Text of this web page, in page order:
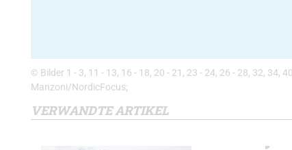
© Bilder 1 - 3, 11 - 13, 16 - 18, 20 - 21, 23 - 24, 26 - 28, 32, 34,
Manzoni/NordicFocus;
VERWANDTE ARTIKEL